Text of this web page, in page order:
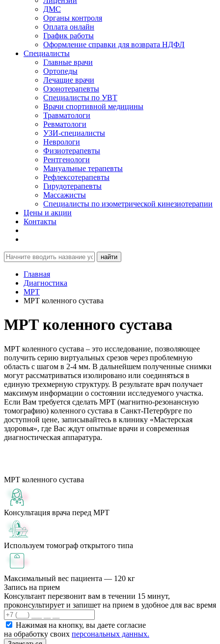
ДМС
Органы контроля
Оплата онлайн
График работы
Оформление справки для возврата НДФЛ
Специалисты
Главные врачи
Ортопеды
Лечащие врачи
Озонотерапевты
Специалисты по УВТ
Врачи спортивной медицины
Травматологи
Ревматологи
УЗИ-специалисты
Неврологи
Физиотерапевты
Рентгенологи
Мануальные терапевты
Рефлексотерапевты
Гирудотерапевты
Массажисты
Специалисты по изометрической кинезиотерапии
Цены и акции
Контакты
найти
Главная
Диагностика
МРТ
МРТ коленного сустава
МРТ коленного сустава
МРТ коленного сустава – это исследование, позволяющее
получить серию виртуальных срезов через проблемную
область с шагом в 2-4 мм. В дальнейшем полученные снимки
могут рассматриваться изолировано или соединяться в
единую трехмерную структуру. В результате врач получает
максимум информации о состоянии исследуемого участка.
Если Вам требуется сделать МРТ (магнитно-резонансную
томографию) коленного сустава в Санкт-Петербурге по
доступной цене, записывайтесь в клинику «Мастерская
здоровья», где Вас ждут опытные врачи и современная
диагностическая аппаратура.
МРТ коленного сустава
Консультация врача перед МРТ
Используем томограф открытого типа
Максимальный вес пациента — 120 кг
Запись на прием
Консультант перезвонит вам в течении 15 минут,
проконсультирует и запишет на прием в удобное для вас время
Нажимая на кнопку, вы даете согласие
на обработку своих персональных данных.